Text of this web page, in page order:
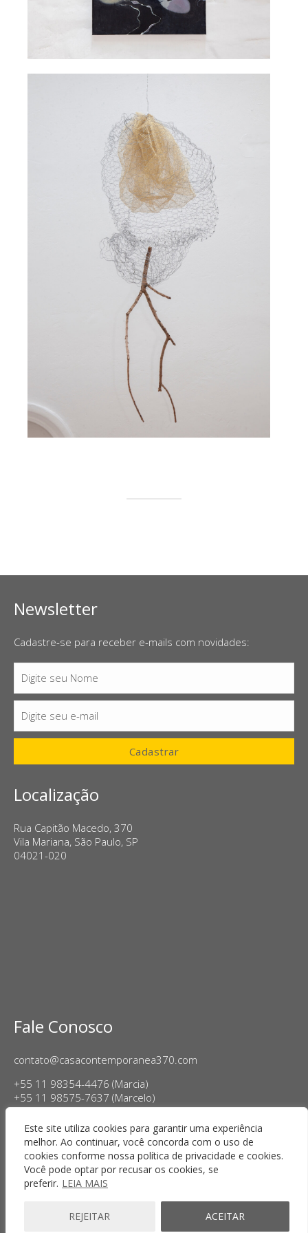
Este site utiliza cookies para garantir uma experiência
melhor. Ao continuar, você concorda com o uso de
cookies conforme nossa política de privacidade e cookies.
Você pode optar por recusar os cookies, se
preferir. LEIA MAIS
REJEITAR ACEITAR
Newsletter
Cadastre-se para receber e-mails com novidades:
Nome
Digite seu Nome
E-
mail
Digite seu e-mail
Cadastrar
Localização
Rua Capitão Macedo, 370
Vila Mariana, São Paulo, SP
04021-020
Fale Conosco
contato@casacontemporanea370.com
+55 11 98354-4476 (Marcia)
+55 11 98575-7637 (Marcelo)
Horário de Funcionamento:
Terça a sexta-feira, das 14h às 18h
Sábado das 11h às 17h
Copyright © 2025 Casa Contemporânea · Todos os direitos